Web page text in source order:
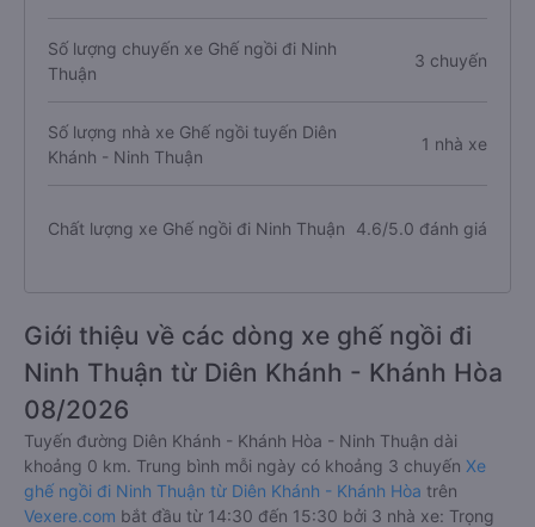
Số lượng chuyến xe Ghế ngồi đi Ninh
Thuận
3 chuyến
Số lượng nhà xe Ghế ngồi tuyến Diên
Khánh - Ninh Thuận
1 nhà xe
Chất lượng xe Ghế ngồi đi Ninh Thuận 4.6/5.0 đánh giá
Giới thiệu về các dòng xe ghế ngồi đi
Ninh Thuận từ Diên Khánh - Khánh Hòa
08/2026
Tuyến đường Diên Khánh - Khánh Hòa - Ninh Thuận dài
khoảng 0 km. Trung bình mỗi ngày có khoảng 3 chuyến Xe
ghế ngồi đi Ninh Thuận từ Diên Khánh - Khánh Hòa trên
Vexere.com bắt đầu từ 14:30 đến 15:30 bởi 3 nhà xe: Trọng